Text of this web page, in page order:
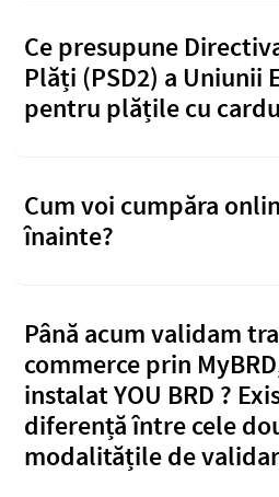
Ce presupune
Plăți (PSD2) a Uniunii
pentru plățile cu
Cum voi cumpăra
înainte?
Până acum validam
commerce prin
instalat YOU BRD ?
diferență între cele
modalitățile de